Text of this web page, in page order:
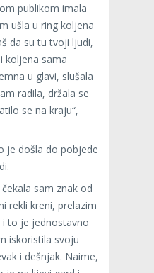
publikom imala
ušla u ring koljena
da su tu tvoji ljudi,
koljena sama
u glavi, slušala
radila, držala se
se na kraju“,
je došla do pobjede
sam znak od
rekli kreni, prelazim
i to je jednostavno
iskoristila svoju
i dešnjak. Naime,